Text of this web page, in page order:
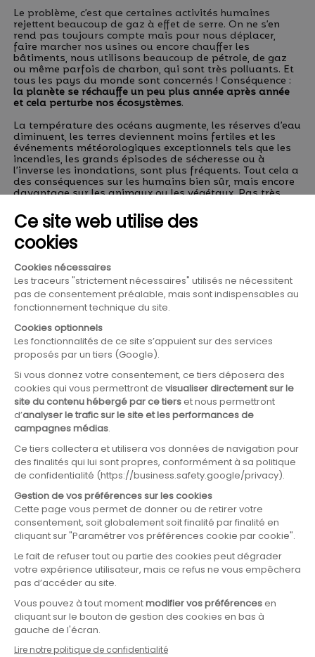
Le problème, c’est que certaines activités humaines
rejettent beaucoup de gaz à effet de serre. On ne s’en
rend pas toujours compte mais pour nous déplacer,
faire marcher nos usines ou encore chauffer les
bâtiments, nous utilisons beaucoup de pétrole, de gaz
ou même parfois de charbon, qui sont très polluants. Et
tous les pays du monde sont concernés ! Conséquence :
la planète se réchauffe un peu plus année après année
et cela perturbe nos écosystèmes.
La température des océans augmente, les réserves d’eau
diminuent, les terres deviennent moins fertiles et les
événements météorologiques exceptionnels tels que les
incendies, les grands épisodes de sécheresse ou à
l’inverse les inondations, sont plus fréquents. Tout cela a
des conséquences sur les humains bien sûr, mais encore
davantage sur les animaux ou les végétaux. Pas très
La bonne nouvelle, c’est qu’on connait déjà la plupart des
solutions pour éviter d’aggraver la situation, et qu’
peut tous agir à notre échelle avec des gestes simples
Vous voulez en savoir plus pour passer à l’action ? Alors
rendez-vous dès maintenant sur cette page :
ARTICLE SUIVANT
Sobriété énergétique : soyons tous
acteurs !
LIRE L'ARTICLE